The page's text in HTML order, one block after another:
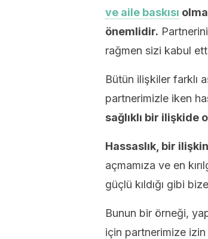
ve aile baskısı
önemlidir.
rağmen sizi kabul
Bütün ilişkiler farklı
partnerimizle iken
sağlıklı bir
Hassaslık, bir
açmamıza ve en
güçlü kıldığı gibi
Bunun bir örneği,
için partnerimize